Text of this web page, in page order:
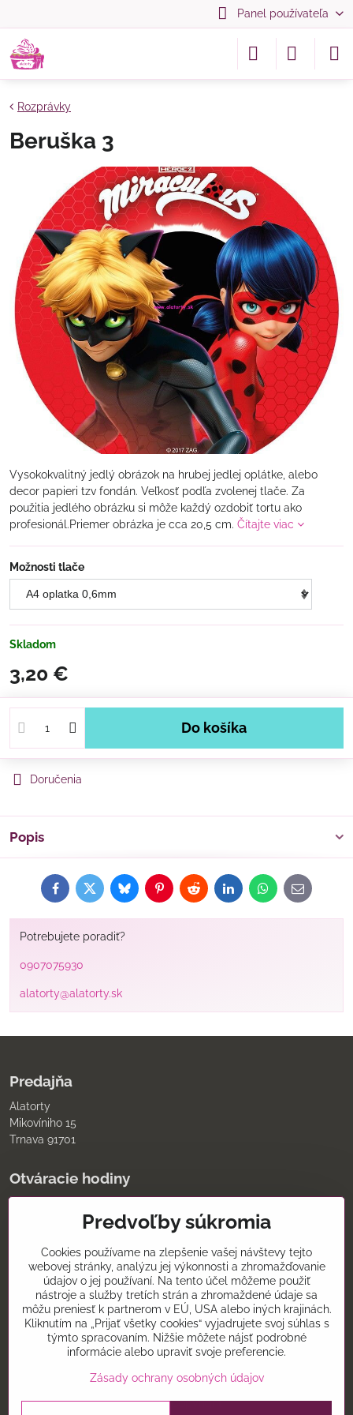
Panel používateľa
Rozprávky
Beruška 3
Vysokokvalitný jedlý obrázok na hrubej jedlej oplátke, alebo
decor papieri tzv fondán. Veľkosť podľa zvolenej tlače. Za
použitia jedlého obrázku si môže každý ozdobiť tortu ako
profesionál.Priemer obrázka je cca 20,5 cm. Čítajte viac
Možnosti tlače
Skladom
3,20 €
Do košíka
Doručenia
Popis
FacebookTwitterBlueskyPinterestRedditLinkedInWhatsApp
E-
mail
Potrebujete poradiť?
0907075930
alatorty@alatorty.sk
Predajňa
Alatorty
Mikovíniho 15
Trnava 91701
Otváracie hodiny
9:00 - 11:30 12:00 - 18:00
nedeľa
Kontakt
0907075930
alatorty@alatorty.sk
©2026Copyright
Predvoľby súkromia
Cookies používame na zlepšenie vašej návštevy tejto
webovej stránky, analýzu jej výkonnosti a zhromažďovanie
údajov o jej používaní. Na tento účel môžeme použiť
nástroje a služby tretích strán a zhromaždené údaje sa
môžu preniesť k partnerom v EÚ, USA alebo iných krajinách.
Kliknutím na „Prijať všetky cookies“ vyjadrujete svoj súhlas s
týmto spracovaním. Nižšie môžete nájsť podrobné
informácie alebo upraviť svoje preferencie.
Zásady ochrany osobných údajov